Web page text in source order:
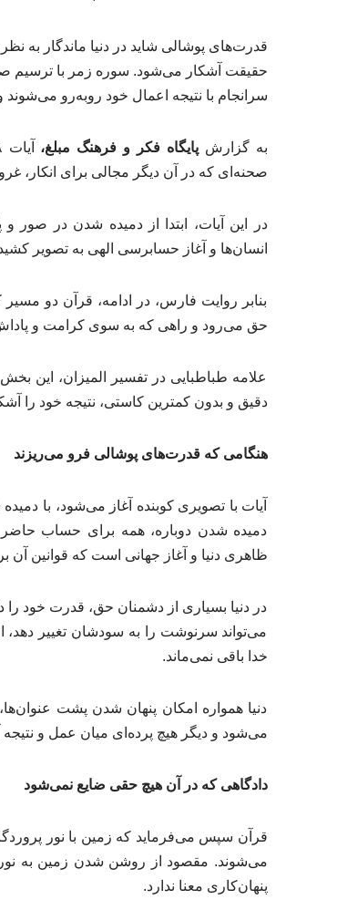
قدرت‌های پوشالی شاید در دنیا ماندگار به
حقیقت آشکار می‌شود. سوره زمر با ترسیم
سرانجام با نتیجه اعمال خود روبه‌رو
به گزارشپایگاه فکر و فرهنگ مبلغ،
صحنه‌ای که در آن دیگر مجالی برای انکار،
در این آیات، ابتدا از دمیده شدن در
انسان‌ها و آغاز حسابرسی الهی به تصویر
بنابر روایت فارس، در ادامه، قرآن دو
حق می‌رود و راهی که به سوی کرامت و
علامه طباطبایی در تفسیر المیزان، این
دقیق و بدون کمترین کاستی، نتیجه خود را
هنگامی که قدرت‌های پوشالی فرو می‌ریزند
آیات با تصویری کوبنده آغاز می‌شود، با
دمیده شدن دوباره، همه برای حساب
ظاهری دنیا و آغاز جهانی است که
در دنیا بسیاری از دشمنان حق، قدرت خود را
می‌تواند سرنوشت را به سودشان تغییر
خدا باقی نمی‌ماند.
دنیا همواره امکان پنهان شدن پشت
می‌شود و دیگر هیچ پرده‌ای میان عمل و نتیجه
دادگاهی که در آن هیچ حقی ضایع نمی‌شود
قرآن سپس می‌فرماید که زمین با نور
می‌شوند. مقصود از روشن شدن زمین به
پنهان‌کاری معنا ندارد.